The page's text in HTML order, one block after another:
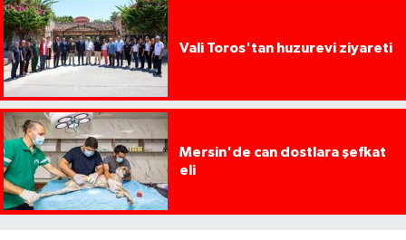
Vali Toros'tan huzurevi ziyareti
Mersin'de can dostlara şefkat
eli